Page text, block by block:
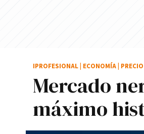
Mercado
máximo
IPROFESIONAL ECONOMÍA